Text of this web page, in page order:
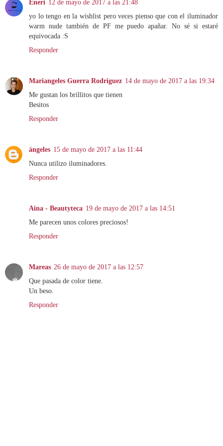
Eneri 12 de mayo de 2017 a las 21:48
yo lo tengo en la wishlist pero veces pienso que con el iluminador
warm nude también de PF me puedo apañar. No sé si estaré
equivocada :S
Responder
Mariangeles Guerra Rodriguez 14 de mayo de 2017 a las 19:34
Me gustan los brillitos que tienen
Besitos
Responder
ángeles 15 de mayo de 2017 a las 11:44
Nunca utilizo iluminadores.
Responder
Aina - Beautyteca 19 de mayo de 2017 a las 14:51
Me parecen unos colores preciosos!
Responder
Mareas 26 de mayo de 2017 a las 12:57
Que pasada de color tiene.
Un beso.
Responder